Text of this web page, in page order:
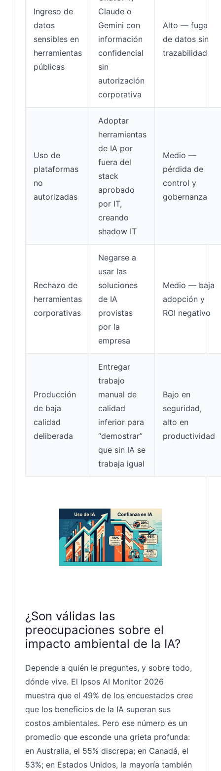
Ingreso de
datos
sensibles en
herramientas
públicas
Claude o
Gemini con
información
confidencial
sin
autorización
corporativa
Alto — fuga
de datos sin
trazabilidad
Uso de
plataformas
no
autorizadas
Adoptar
herramientas
de IA por
fuera del
stack
aprobado
por IT,
creando
shadow IT
Medio —
pérdida de
control y
gobernanza
Rechazo de
herramientas
corporativas
Negarse a
usar las
soluciones
de IA
provistas
por la
empresa
Medio — baja
adopción y
ROI negativo
Producción
de baja
calidad
deliberada
Entregar
trabajo
manual de
calidad
inferior para
“demostrar”
que sin IA se
trabaja igual
Bajo en
seguridad,
alto en
productividad
¿Son válidas las
preocupaciones sobre el
impacto ambiental de la IA?
Depende a quién le preguntes, y sobre todo,
dónde vive. El Ipsos AI Monitor 2026
muestra que el 49% de los encuestados cree
que los beneficios de la IA superan sus
costos ambientales. Pero ese número es un
promedio que esconde una grieta profunda:
en Australia, el 55% discrepa; en Canadá, el
53%; en Estados Unidos, la mayoría también